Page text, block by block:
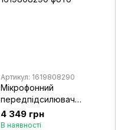
Артикул: 1619808290
Мікрофонний
передпідсилювач
Behringer MIC500USB
4 349 грн
В наявності